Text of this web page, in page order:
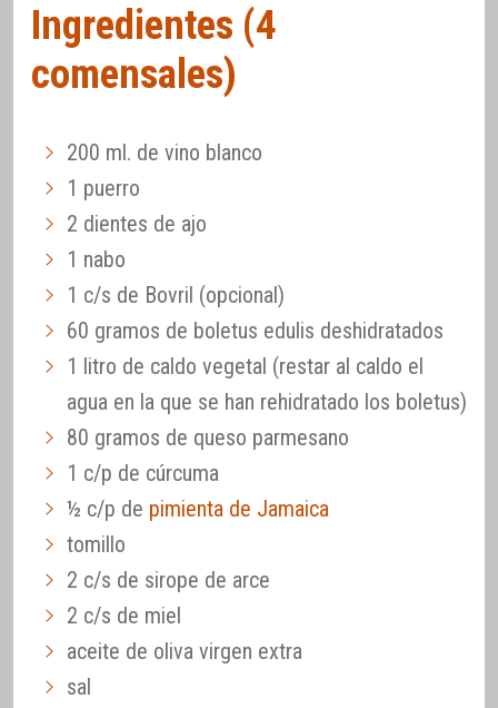
Ingredientes (4
comensales)
200 ml. de vino blanco
1 puerro
2 dientes de ajo
1 nabo
1 c/s de Bovril (opcional)
60 gramos de boletus edulis deshidratados
1 litro de caldo vegetal (restar al caldo el
agua en la que se han rehidratado los boletus)
80 gramos de queso parmesano
1 c/p de cúrcuma
½ c/p de pimienta de Jamaica
tomillo
2 c/s de sirope de arce
2 c/s de miel
aceite de oliva virgen extra
sal